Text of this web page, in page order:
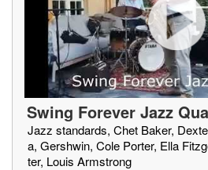
Swing Forever Jazz
Jazz standards, Chet Baker,
a, Gershwin, Cole Porter, Ella
ter, Louis Armstrong